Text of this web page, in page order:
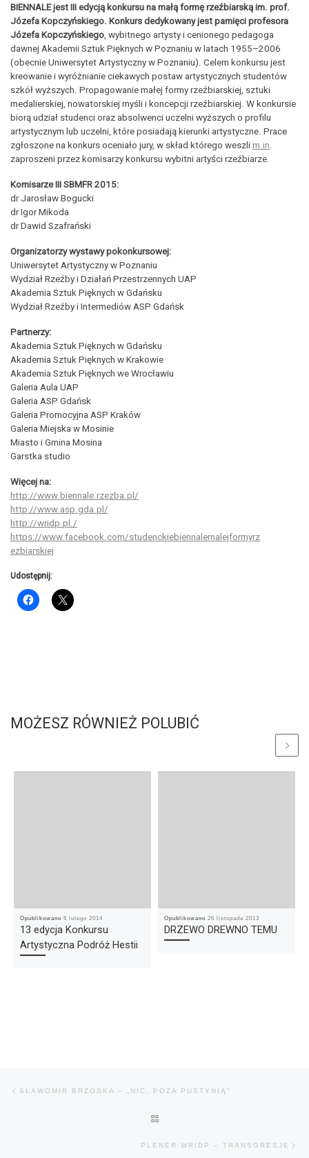
BIENNALE jest III edycją konkursu na małą formę rzeźbiarską im. prof.
Józefa Kopczyńskiego. Konkurs dedykowany jest pamięci profesora
Józefa Kopczyńskiego, wybitnego artysty i cenionego pedagoga
dawnej Akademii Sztuk Pięknych w Poznaniu w latach 1955–2006
(obecnie Uniwersytet Artystyczny w Poznaniu). Celem konkursu jest
kreowanie i wyróżnianie ciekawych postaw artystycznych studentów
szkół wyższych. Propagowanie małej formy rzeźbiarskiej, sztuki
medalierskiej, nowatorskiej myśli i koncepcji rzeźbiarskiej. W konkursie
biorą udział studenci oraz absolwenci uczelni wyższych o profilu
artystycznym lub uczelni, które posiadają kierunki artystyczne. Prace
zgłoszone na konkurs oceniało jury, w skład którego weszli m.in.
zaproszeni przez komisarzy konkursu wybitni artyści rzeźbiarze.
Komisarze III SBMFR 2015:
dr Jarosław Bogucki
dr Igor Mikoda
dr Dawid Szafrański
Organizatorzy wystawy pokonkursowej:
Uniwersytet Artystyczny w Poznaniu
Wydział Rzeźby i Działań Przestrzennych UAP
Akademia Sztuk Pięknych w Gdańsku
Wydział Rzeźby i Intermediów ASP Gdańsk
Partnerzy:
Akademia Sztuk Pięknych w Gdańsku
Akademia Sztuk Pięknych w Krakowie
Akademia Sztuk Pięknych we Wrocławiu
Galeria Aula UAP
Galeria ASP Gdańsk
Galeria Promocyjna ASP Kraków
Galeria Miejska w Mosinie
Miasto i Gmina Mosina
Garstka studio
Więcej na:
http://www.biennale.rzezba.pl/
http://www.asp.gda.pl/
http://wridp.pl./
https://www.facebook.com/studenckiebiennalemalejformyrz
ezbiarskiej
Udostępnij:
MOŻESZ RÓWNIEŻ POLUBIĆ
Opublikowano 6 lutego 2014
13 edycja Konkursu
Artystyczna Podróż Hestii
Opublikowano 26 listopada 2013
DRZEWO DREWNO TEMU
SŁAWOMIR BRZOSKA – „NIC, POZA PUSTYNIĄ”
PLENER WRIDP – TRANSGRESJE